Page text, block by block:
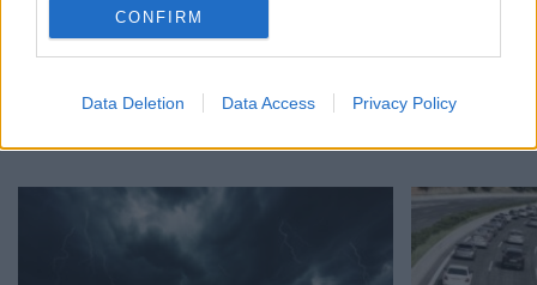
CONFIRM
Data Deletion Data Access Privacy Policy
Αγίου Πνεύματος: Τι ισχύει για τράπεζες,
δημόσιο, σχολεία και αγορά
01/06/2026 - 09:21
Αγίου
υπόλοιπες
30/05/2026 -